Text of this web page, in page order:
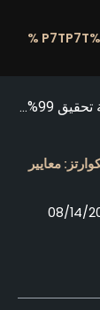
%P7TP7T %
99%...
الكوارتز: معايير